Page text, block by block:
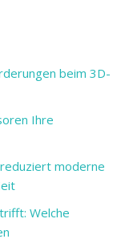
beim 3D-
Ihre
moderne
Welche